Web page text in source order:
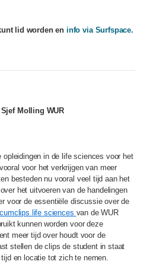
lid worden en info via Surfspace.
Molling WUR
in de life sciences voor het
voor het verkrijgen van meer
besteden nu vooral veel tijd aan het
het uitvoeren van de handelingen
voor de essentiële discussie over de
life sciences van de WUR
kunnen worden voor deze
meer tijd over houdt voor de
stellen de clips de student in staat
en locatie tot zich te nemen.